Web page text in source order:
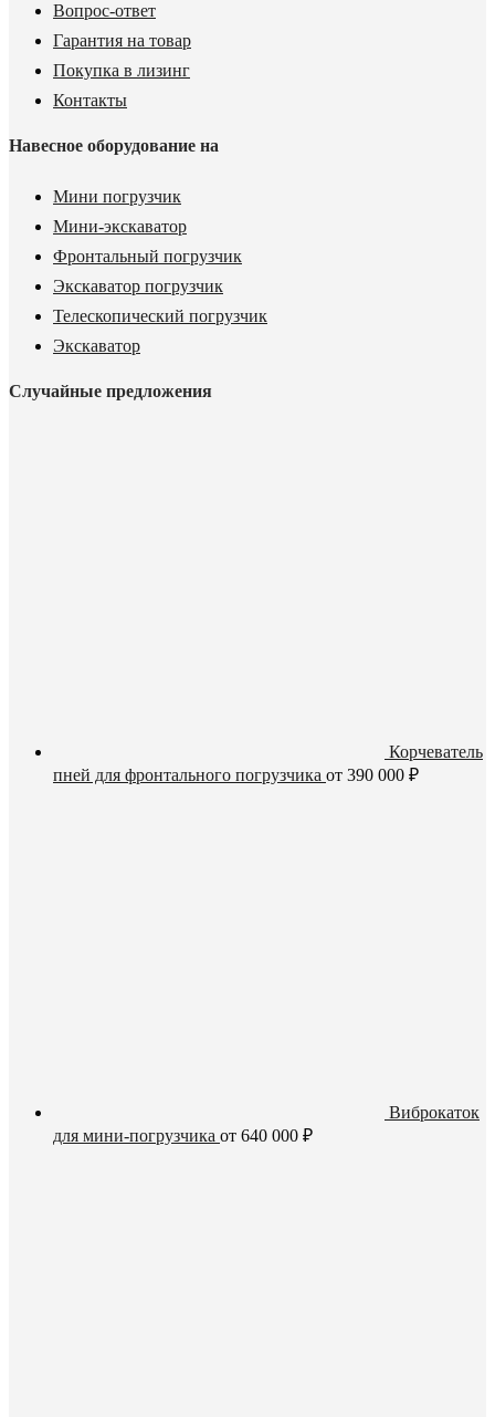
Вопрос-ответ
Гарантия на товар
Покупка в лизинг
Контакты
Навесное оборудование на
Мини погрузчик
Мини-экскаватор
Фронтальный погрузчик
Экскаватор погрузчик
Телескопический погрузчик
Экскаватор
Случайные предложения
Корчеватель
пней для фронтального погрузчика от 390 000 ₽
Виброкаток
для мини-погрузчика от 640 000 ₽